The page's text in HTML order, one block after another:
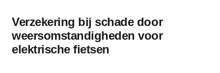
Verzekering bij schade door
weersomstandigheden voor
elektrische fietsen